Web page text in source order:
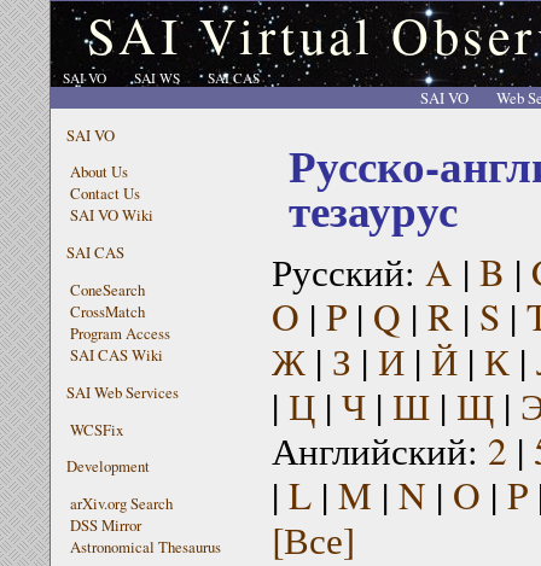
SAI Virtual
SAI VO SAI WS SAI CAS
SAI VO
Web
SAI VO
About Us
Contact Us
SAI VO Wiki
SAI CAS
ConeSearch
CrossMatch
Program Access
SAI CAS Wiki
SAI Web Services
WCSFix
Development
arXiv.org Search
DSS Mirror
Astronomical Thesaurus
Русско-
тезаурус
Русский: A | B |
O | P| Q | R| S |
Ж| З | И| Й| К|
| Ц| Ч| Ш| Щ|
Английский: 2 |
| L| M | N | O | P
[Все]